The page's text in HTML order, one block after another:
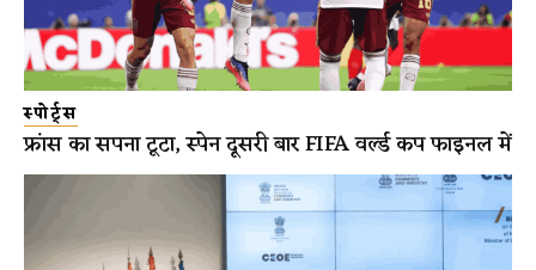
स्पोर्ट्स
फ्रांस का सपना टूटा, स्पेन दूसरी बार FIFA वर्ल्ड कप फाइनल में